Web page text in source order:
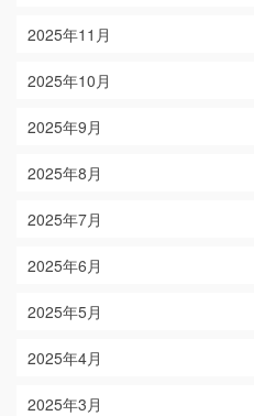
2025年11月
2025年10月
2025年9月
2025年8月
2025年7月
2025年6月
2025年5月
2025年4月
2025年3月